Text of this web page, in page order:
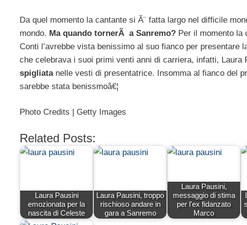
Da quel momento la cantante si Ã¨ fatta largo nel difficile
mondo. Ma quando tornerÃ a Sanremo? Per il momento la
Conti l’avrebbe vista benissimo al suo fianco per
che celebrava i suoi primi venti anni di carriera, infatti, Laura
spigliatanelle vesti di presentatrice. Insomma al fianco del
sarebbe stata benissmoâ€¦
Photo Credits | Getty Images
Related Posts:
Laura Pausini
emozionata per la
nascita di Celeste
Laura Pausini, troppo
rischioso andare in
gara a Sanremo
Laura Pausini,
messaggio di stima
per l'ex fidanzato
Marco